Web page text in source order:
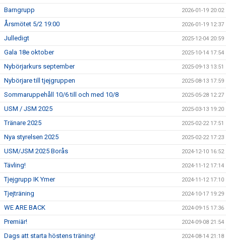
Barngrupp 2026-01-19 20:02
Årsmötet 5/2 19:00 2026-01-19 12:37
Julledigt 2025-12-04 20:59
Gala 18e oktober 2025-10-14 17:54
Nybörjarkurs september 2025-09-13 13:51
Nybörjare till tjejgruppen 2025-08-13 17:59
Sommaruppehåll 10/6 till och med 10/8 2025-05-28 12:27
USM / JSM 2025 2025-03-13 19:20
Tränare 2025 2025-02-22 17:51
Nya styrelsen 2025 2025-02-22 17:23
USM/JSM 2025 Borås 2024-12-10 16:52
Tävling! 2024-11-12 17:14
Tjejgrupp IK Ymer 2024-11-12 17:10
Tjejträning 2024-10-17 19:29
WE ARE BACK 2024-09-15 17:36
Premiär! 2024-09-08 21:54
Dags att starta höstens träning! 2024-08-14 21:18